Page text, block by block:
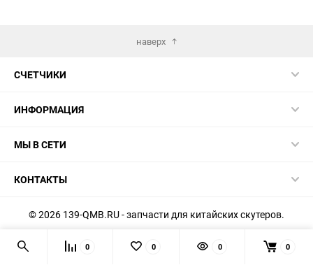
наверх
СЧЕТЧИКИ
ИНФОРМАЦИЯ
МЫ В СЕТИ
КОНТАКТЫ
© 2026 139-QMB.RU - запчасти для китайских скутеров.
Мы получаем и обрабатываем персональные данные
посетителей нашего сайта в соответствии с
официальной
0 0 0 0